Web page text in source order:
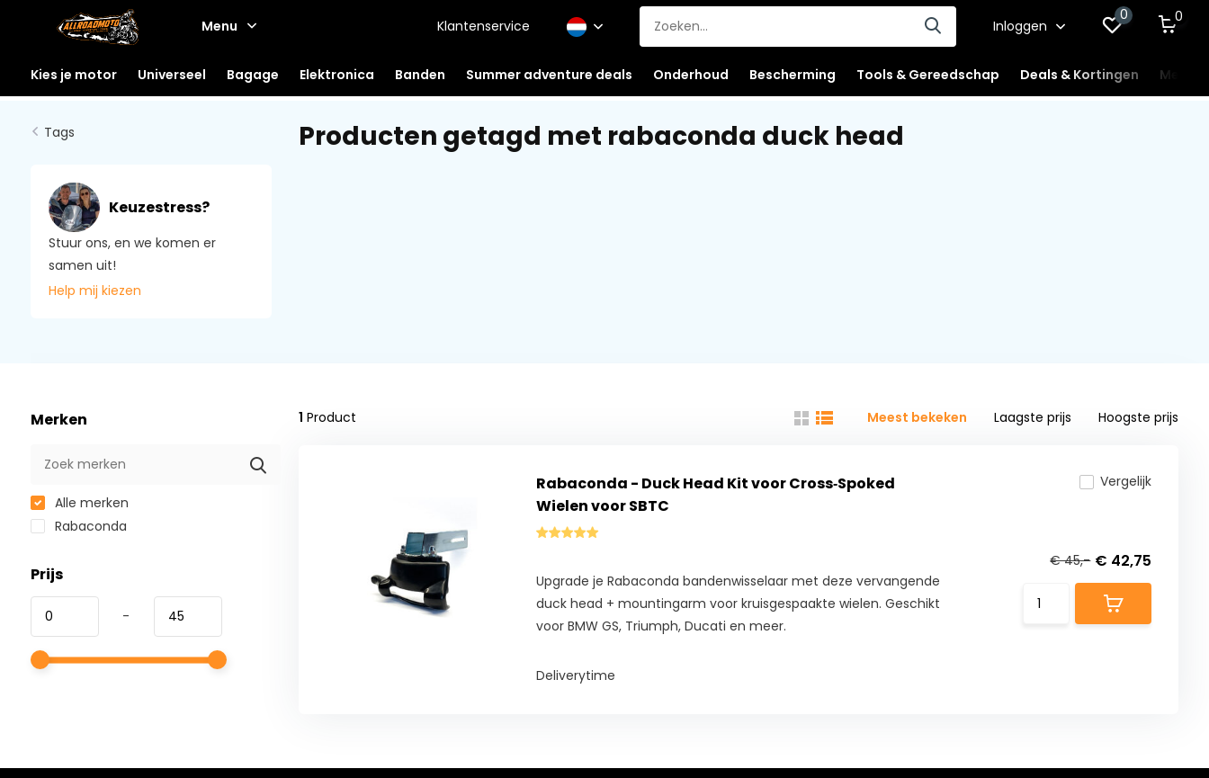
Menu Klantenservice Inloggen
0 0
Kies je motor Universeel Bagage Elektronica Banden Summer adventure deals Onderhoud Bescherming Tools & Gereedschap Deals & Kortingen
Tags
Keuzestress?
Stuur ons, en we komen er
samen uit!
Help mij kiezen
Producten getagd met rabaconda duck head
Merken
Alle merken
Rabaconda
Prijs
-
1 Product Meest bekeken Laagste prijs Hoogste prijs
Rabaconda - Duck Head Kit voor Cross‑Spoked
Wielen voor SBTC
Upgrade je Rabaconda bandenwisselaar met deze vervangende
duck head + mountingarm voor kruisgespaakte wielen. Geschikt
voor BMW GS, Triumph, Ducati en meer.
Deliverytime
Vergelijk
€ 45,- € 42,75